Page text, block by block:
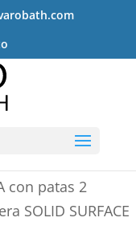
con patas 2
SOLID SURFACE